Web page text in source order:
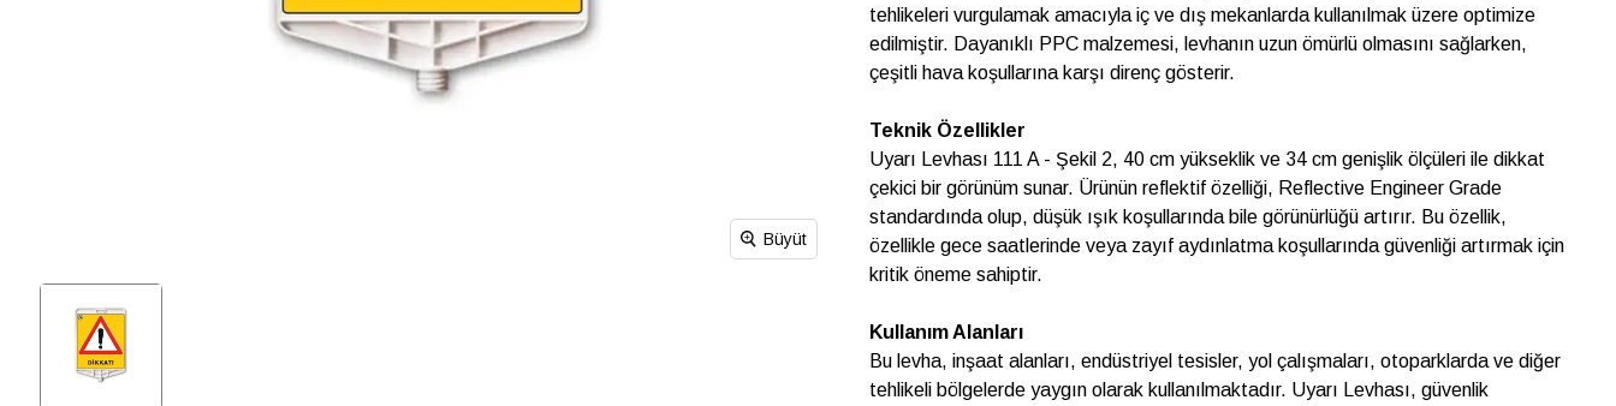
Büyüt
tehlikeleri vurgulamak amacıyla iç ve dış mekanlarda kullanılmak üzere optimize
edilmiştir. Dayanıklı PPC malzemesi, levhanın uzun ömürlü olmasını sağlarken,
çeşitli hava koşullarına karşı direnç gösterir.
Teknik Özellikler
Uyarı Levhası 111 A - Şekil 2, 40 cm yükseklik ve 34 cm genişlik ölçüleri ile dikkat
çekici bir görünüm sunar. Ürünün reflektif özelliği, Reflective Engineer Grade
standardında olup, düşük ışık koşullarında bile görünürlüğü artırır. Bu özellik,
özellikle gece saatlerinde veya zayıf aydınlatma koşullarında güvenliği artırmak için
kritik öneme sahiptir.
Kullanım Alanları
Bu levha, inşaat alanları, endüstriyel tesisler, yol çalışmaları, otoparklarda ve diğer
tehlikeli bölgelerde yaygın olarak kullanılmaktadır. Uyarı Levhası, güvenlik